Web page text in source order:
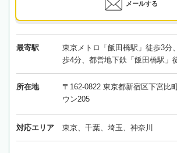
メールする
最寄駅
東京メトロ「飯田橋駅」徒歩3分
歩4分、都営地下鉄「飯田橋駅」
所在地
〒162-0822 東京都新宿区下宮比
ウン205
対応エリア 東京、千葉、埼玉、神奈川